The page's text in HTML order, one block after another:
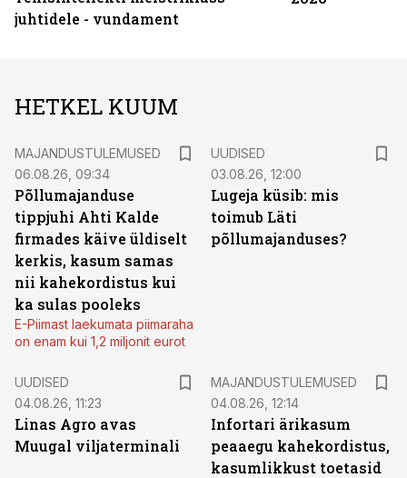
juhtidele - vundament
HETKEL KUUM
MAJANDUSTULEMUSED
06.08.26, 09:34
Põllumajanduse
tippjuhi Ahti Kalde
firmades käive üldiselt
kerkis, kasum samas
nii kahekordistus kui
ka sulas pooleks
E-Piimast laekumata piimaraha
on enam kui 1,2 miljonit eurot
UUDISED
03.08.26, 12:00
Lugeja küsib: mis
toimub Läti
põllumajanduses?
UUDISED
04.08.26, 11:23
Linas Agro avas
Muugal viljaterminali
MAJANDUSTULEMUSED
04.08.26, 12:14
Infortari ärikasum
peaaegu kahekordistus,
kasumlikkust toetasid